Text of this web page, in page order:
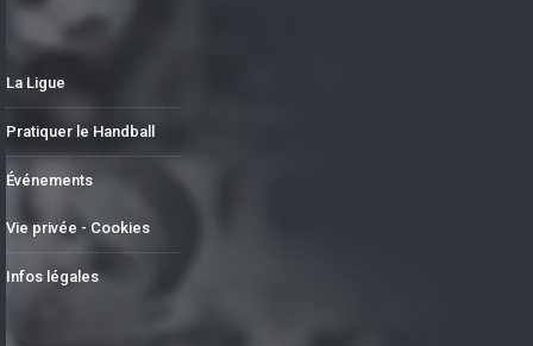
La Ligue
Pratiquer le Handball
Événements
Vie privée - Cookies
Infos légales